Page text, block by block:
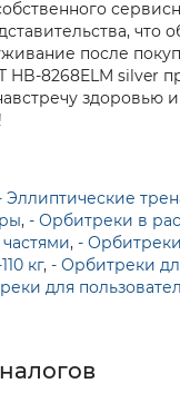
что
после
HB-8268ELM silver
здоровью
Эллиптические
, - Орбитреки в
, -
кг, - Орбитреки
для